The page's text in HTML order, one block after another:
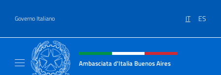
Governo Italiano IT ES
Intestazione sito, social e menù
Ambasciata d'Italia Buenos Aires